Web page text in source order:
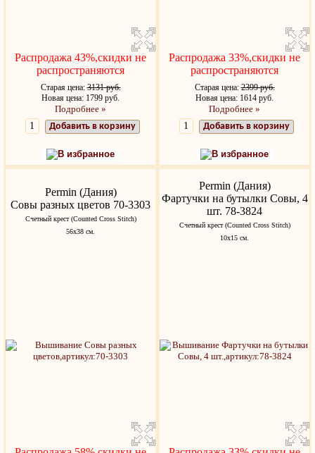
Распродажа 43%,скидки не
распространяются
Старая цена:3131 руб.
Новая цена: 1799 руб.
Подробнее »
Добавить в корзину
В избранное
Распродажа 33%,скидки не
распространяются
Старая цена:2399 руб.
Новая цена: 1614 руб.
Подробнее »
Добавить в корзину
В избранное
Permin (Дания)
Совы разных цветов 70-3303
Счетный крест (Counted Cross Stitch)
56х38 см.
Permin (Дания)
Фартучки на бутылки Совы, 4
шт. 78-3824
Счетный крест (Counted Cross Stitch)
10х15 см.